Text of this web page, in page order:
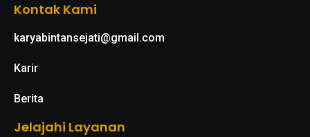
Kontak Kami
karyabintansejati@gmail.com
Karir
Berita
Jelajahi Layanan